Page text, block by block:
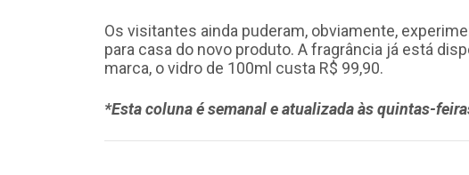
Os visitantes ainda puderam, obviamente,
para casa do novo produto. A fragrância já está
marca, o vidro de 100ml custa R$ 99,90.
*Esta coluna é semanal e atualizada às quintas-